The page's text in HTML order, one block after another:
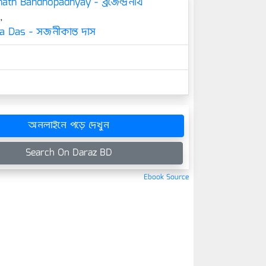
,
Das - সজনীকান্ত দাস
অনলাইনে পড়ে দেখুন
Search On Daraz BD
Ebook Source